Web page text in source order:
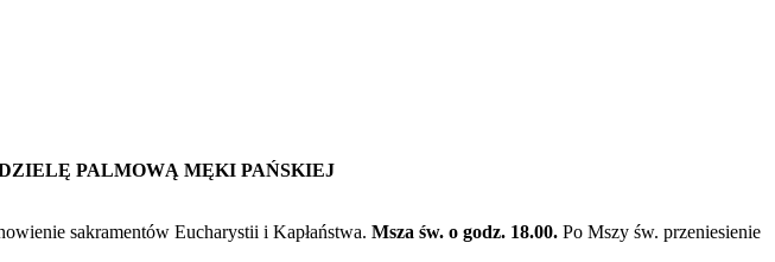
PALMOWĄ MĘKI PAŃSKIEJ
sakramentów Eucharystii i Kapłaństwa. Msza św. o godz. 18.00. Po Mszy św. przeniesienie